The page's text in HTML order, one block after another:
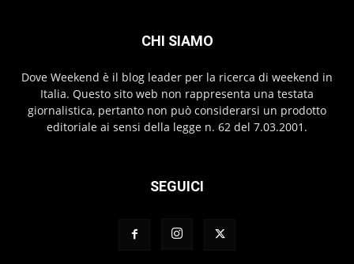
CHI SIAMO
Dove Weekend è il blog leader per la ricerca di weekend in
Italia. Questo sito web non rappresenta una testata
giornalistica, pertanto non può considerarsi un prodotto
editoriale ai sensi della legge n. 62 del 7.03.2001.
SEGUICI